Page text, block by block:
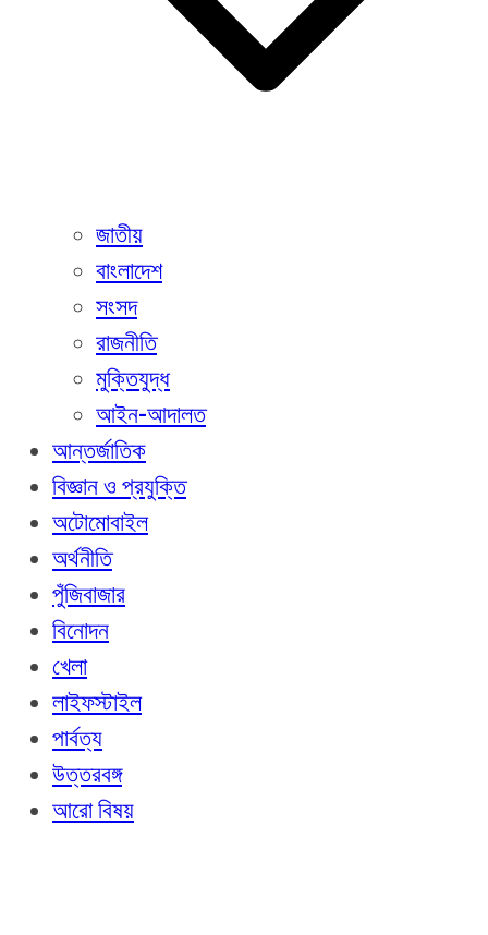
জাতীয়
বাংলাদেশ
সংসদ
রাজনীতি
মুক্তিযুদ্ধ
আইন-আদালত
আন্তর্জাতিক
বিজ্ঞান ও প্রযুক্তি
অটোমোবাইল
অর্থনীতি
পুঁজিবাজার
বিনোদন
খেলা
লাইফস্টাইল
পার্বত্য
উত্তরবঙ্গ
আরো বিষয়